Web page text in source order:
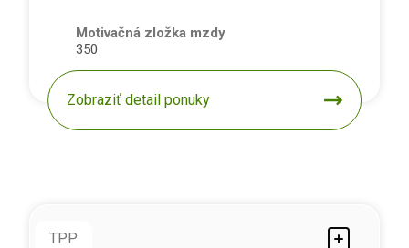
Motivačná zložka mzdy
350
Zobraziť detail ponuky
TPP